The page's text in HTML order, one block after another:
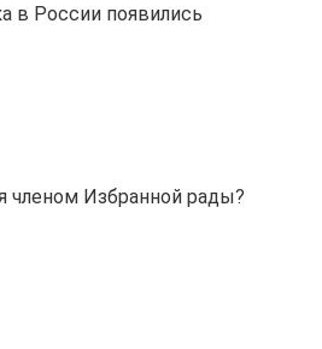
в России появились
членом Избранной рады?